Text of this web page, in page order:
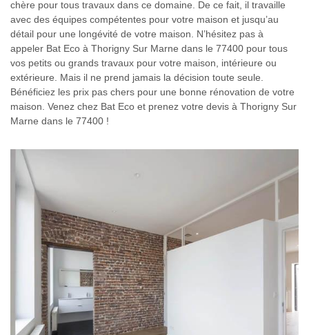
chère pour tous travaux dans ce domaine. De ce fait, il travaille
avec des équipes compétentes pour votre maison et jusqu’au
détail pour une longévité de votre maison. N’hésitez pas à
appeler Bat Eco à Thorigny Sur Marne dans le 77400 pour tous
vos petits ou grands travaux pour votre maison, intérieure ou
extérieure. Mais il ne prend jamais la décision toute seule.
Bénéficiez les prix pas chers pour une bonne rénovation de votre
maison. Venez chez Bat Eco et prenez votre devis à Thorigny Sur
Marne dans le 77400 !